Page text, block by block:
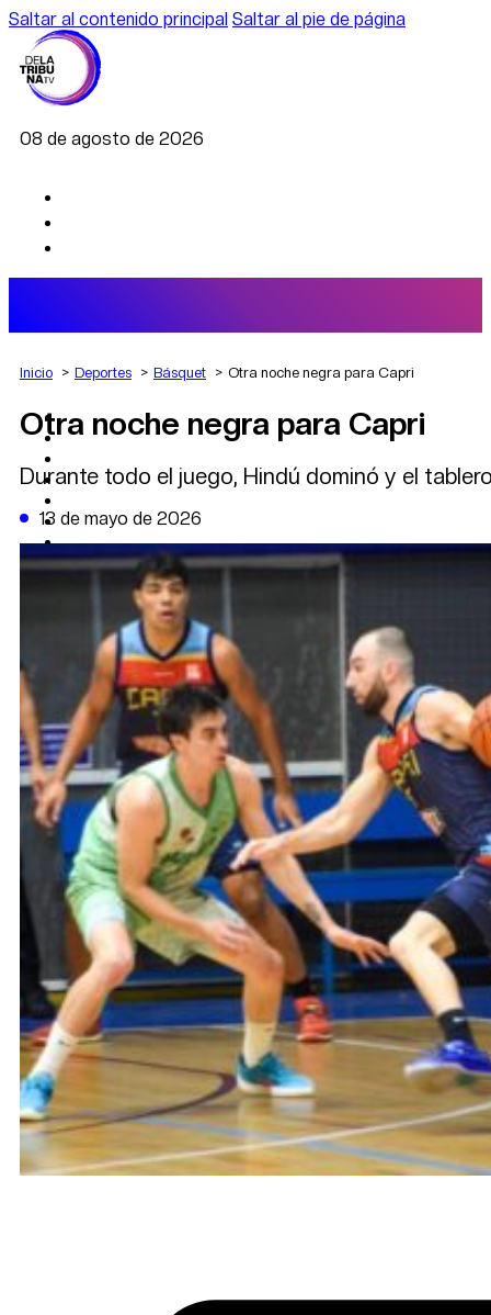
Saltar al contenido principal Saltar al pie de página
08 de agosto de 2026
AGRO
DEPORTES
POLÍTICA
DATA FIRME
DE LA TRIBUNA TV
Inicio Deportes Básquet Otra noche negra para Capri
Otra noche negra para Capri
Durante todo el juego, Hindú dominó y el
13 de mayo de 2026